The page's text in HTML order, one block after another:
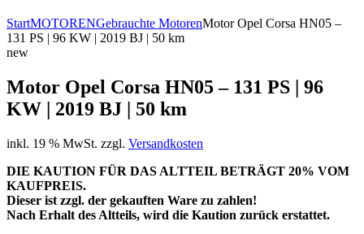
StartMOTORENGebrauchte MotorenMotor Opel Corsa HN05 –
131 PS | 96 KW | 2019 BJ | 50 km
new
Motor Opel Corsa HN05 – 131 PS | 96
KW | 2019 BJ | 50 km
inkl. 19 % MwSt. zzgl. Versandkosten
DIE KAUTION FÜR DAS ALTTEIL BETRÄGT 20% VOM
KAUFPREIS.
Dieser ist zzgl. der gekauften Ware zu zahlen!
Nach Erhalt des Altteils, wird die Kaution zurück erstattet.